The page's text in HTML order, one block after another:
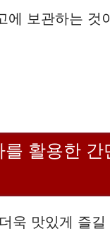
에 보관하는 것
를 활용한 간
욱 맛있게 즐